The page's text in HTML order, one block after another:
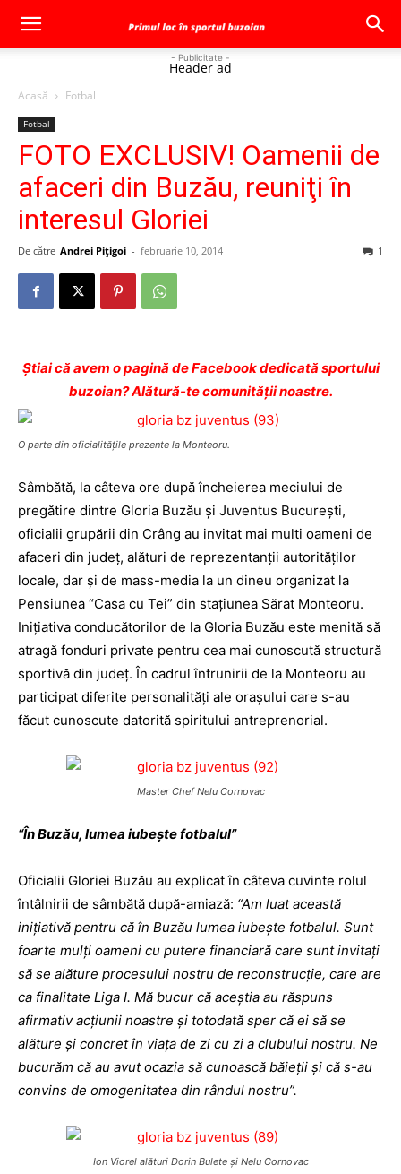
- Publicitate -
Header ad
Acasă Fotbal
Fotbal
FOTO EXCLUSIV! Oamenii de
afaceri din Buzău, reuniţi în
interesul Gloriei
De către Andrei Pițigoi - februarie 10, 2014 1
Ştiai că avem o pagină de Facebook dedicată sportului
buzoian? Alătură-te comunității noastre.
O parte din oficialităţile prezente la Monteoru.
Sâmbătă, la câteva ore după încheierea meciului de
pregătire dintre Gloria Buzău şi Juventus Bucureşti,
oficialii grupării din Crâng au invitat mai multi oameni de
afaceri din judeţ, alături de reprezentanţii autorităţilor
locale, dar şi de mass-media la un dineu organizat la
Pensiunea “Casa cu Tei” din staţiunea Sărat Monteoru.
Iniţiativa conducătorilor de la Gloria Buzău este menită să
atragă fonduri private pentru cea mai cunoscută structură
sportivă din judeţ. În cadrul întrunirii de la Monteoru au
participat diferite personalităţi ale oraşului care s-au
făcut cunoscute datorită spiritului antreprenorial.
Master Chef Nelu Cornovac
“În Buzău, lumea iubeşte fotbalul”
Oficialii Gloriei Buzău au explicat în câteva cuvinte rolul
întâlnirii de sâmbătă după-amiază: “Am luat această
iniţiativă pentru că în Buzău lumea iubeşte fotbalul. Sunt
foarte mulţi oameni cu putere financiară care sunt invitaţi
să se alăture procesului nostru de reconstrucţie, care are
ca finalitate Liga I. Mă bucur că aceştia au răspuns
afirmativ acţiunii noastre şi totodată sper că ei să se
alăture şi concret în viaţa de zi cu zi a clubului nostru. Ne
bucurăm că au avut ocazia să cunoască băieţii şi că s-au
convins de omogenitatea din rândul nostru”.
Ion Viorel alături Dorin Bulete şi Nelu Cornovac